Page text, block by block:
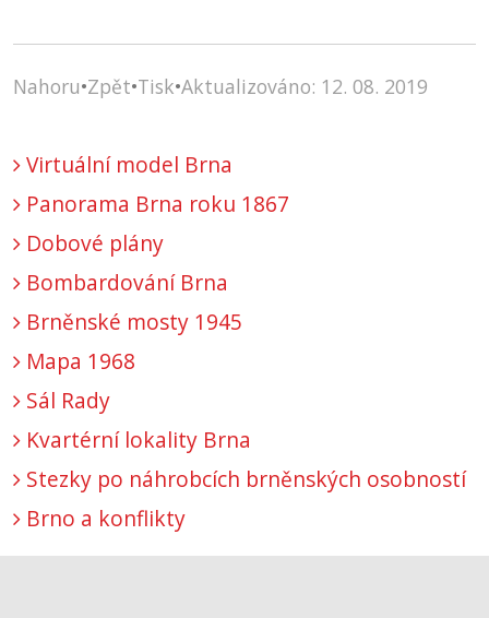
Nahoru•Zpět•Tisk•Aktualizováno: 12. 08. 2019
Virtuální model Brna
Panorama Brna roku 1867
Dobové plány
Bombardování Brna
Brněnské mosty 1945
Mapa 1968
Sál Rady
Kvartérní lokality Brna
Stezky po náhrobcích brněnských osobností
Brno a konflikty